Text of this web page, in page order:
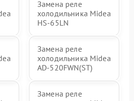
Замена реле
холодильника Midea
HS-65LN
Замена реле
холодильника Midea
AD-520FWN(ST)
Замена реле